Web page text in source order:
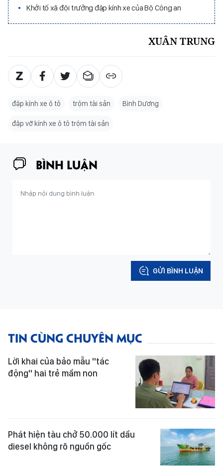
Khởi tố xã đội trưởng đập kính xe của Bộ Công an
XUÂN TRUNG
đập kính xe ô tô trộm tài sản Bình Dương
đập vỡ kính xe ô tô trộm tài sản
BÌNH LUẬN
GỬI BÌNH LUẬN
TIN CÙNG CHUYÊN MỤC
Lời khai của bảo mẫu "tác
động" hai trẻ mầm non
Phát hiện tàu chở 50.000 lít dầu
diesel không rõ nguồn gốc